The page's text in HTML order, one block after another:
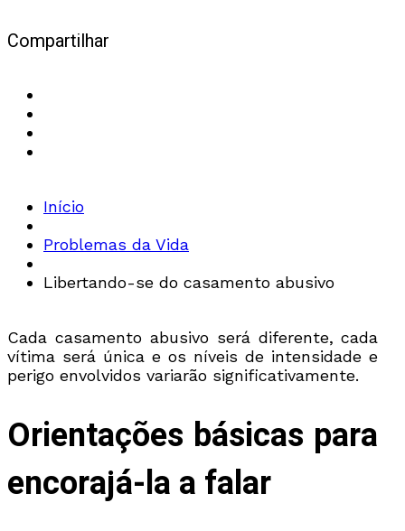
Compartilhar
Início
Problemas da Vida
Libertando-se do casamento abusivo
Cada casamento abusivo será diferente, cada
vítima será única e os níveis de intensidade e
perigo envolvidos variarão significativamente.
Orientações básicas para
encorajá-la a falar